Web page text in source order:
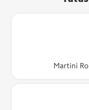
Martini